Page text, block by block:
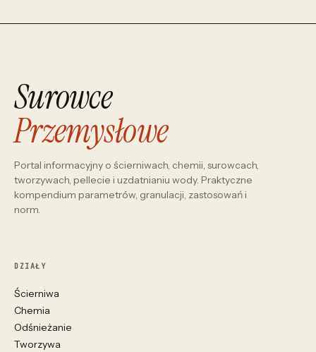
Surowce
Przemysłowe
Portal informacyjny o ścierniwach, chemii, surowcach,
tworzywach, pellecie i uzdatnianiu wody. Praktyczne
kompendium parametrów, granulacji, zastosowań i
norm.
DZIAŁY
Ścierniwa
Chemia
Odśnieżanie
Tworzywa